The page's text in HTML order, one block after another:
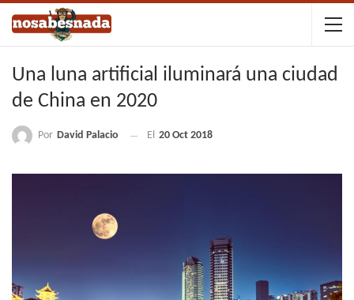
Una luna artificial iluminará una ciudad
de China en 2020
Por David Palacio El 20 Oct 2018